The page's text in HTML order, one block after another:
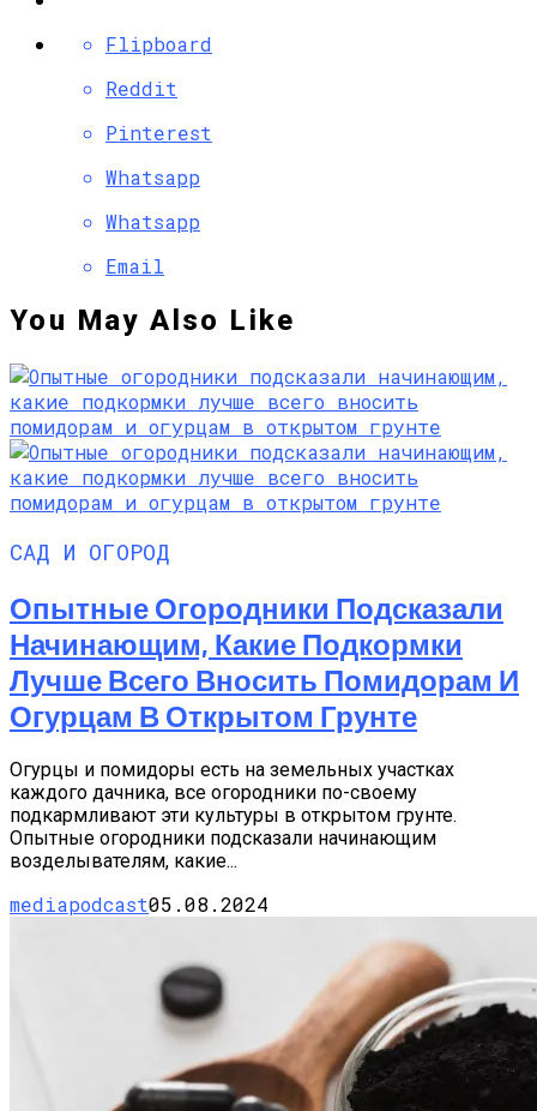
Flipboard
Reddit
Pinterest
Whatsapp
Whatsapp
Email
You May Also Like
САД И ОГОРОД
Опытные Огородники Подсказали
Начинающим, Какие Подкормки
Лучше Всего Вносить Помидорам И
Огурцам В Открытом Грунте
Огурцы и помидоры есть на земельных участках
каждого дачника, все огородники по-своему
подкармливают эти культуры в открытом грунте.
Опытные огородники подсказали начинающим
возделывателям, какие...
mediapodcast05.08.2024